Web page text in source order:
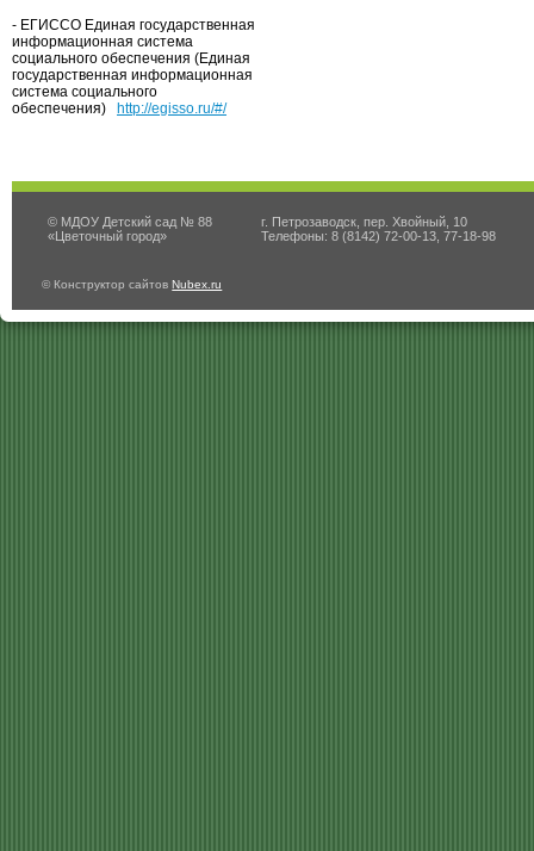
- ЕГИССО Единая государственная
информационная система
социального обеспечения (Единая
государственная информационная
система социального
обеспечения)
http://egisso.ru/#/
© МДОУ Детский сад № 88
«Цветочный город»
г. Петрозаводск, пер. Хвойный, 10
Телефоны: 8 (8142) 72-00-13, 77-18-98
© Конструктор сайтовNubex.ru